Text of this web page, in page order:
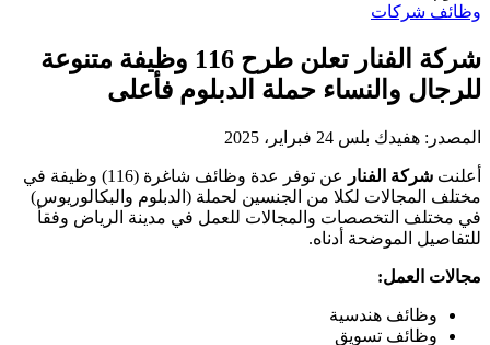
وظائف شركات
شركة الفنار تعلن طرح 116 وظيفة متنوعة
للرجال والنساء حملة الدبلوم فأعلى
المصدر: هفيدك بلس 24 فبراير، 2025
أعلنت شركة الفنار
عن توفر عدة وظائف شاغرة (116) وظيفة في
مختلف المجالات لكلا من الجنسين لحملة (الدبلوم والبكالوريوس)
في مختلف التخصصات والمجالات للعمل في مدينة الرياض وفقأ
للتفاصيل الموضحة أدناه.
مجالات العمل:
وظائف هندسية
وظائف تسويق